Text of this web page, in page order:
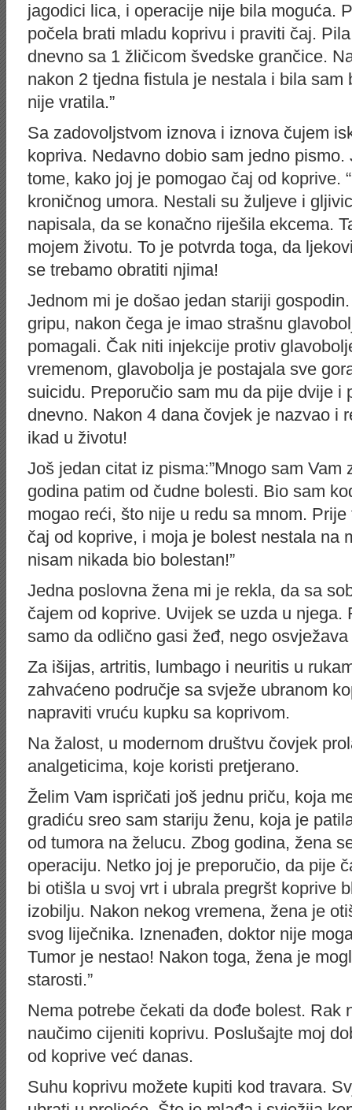
jagodici lica, i operacije nije bila moguća.
počela brati mladu koprivu i praviti čaj.
dnevno sa 1 žličicom švedske grančice.
nakon 2 tjedna fistula je nestala i bila
nije vratila.”
Sa zadovoljstvom iznova i iznova čujem
kopriva. Nedavno dobio sam jedno
tome, kako joj je pomogao čaj od koprive.
kroničnog umora. Nestali su žuljeve i
napisala, da se konačno riješila ekcema.
mojem životu. To je potvrda toga, da
se trebamo obratiti njima!
Jednom mi je došao jedan stariji
gripu, nakon čega je imao strašnu
pomagali. Čak niti injekcije protiv
vremenom, glavobolja je postajala sve
suicidu. Preporučio sam mu da pije dvije i
dnevno. Nakon 4 dana čovjek je nazvao i
ikad u životu!
Još jedan citat iz pisma:”Mnogo sam
godina patim od čudne bolesti. Bio sam
mogao reći, što nije u redu sa mnom.
čaj od koprive, i moja je bolest nestala na
nisam nikada bio bolestan!”
Jedna poslovna žena mi je rekla, da sa
čajem od koprive. Uvijek se uzda u njega.
samo da odlično gasi žeđ, nego
Za išijas, artritis, lumbago i neuritis u
zahvaćeno područje sa svježe ubranom
napraviti vruću kupku sa koprivom.
Na žalost, u modernom društvu čovjek
analgeticima, koje koristi pretjerano.
Želim Vam ispričati još jednu priču, koja
gradiću sreo sam stariju ženu, koja je
od tumora na želucu. Zbog godina, žena
operaciju. Netko joj je preporučio, da pije
bi otišla u svoj vrt i ubrala pregršt koprive
izobilju. Nakon nekog vremena, žena je
svog liječnika. Iznenađen, doktor nije
Tumor je nestao! Nakon toga, žena je
starosti.”
Nema potrebe čekati da dođe bolest. Rak
naučimo cijeniti koprivu. Poslušajte moj
od koprive već danas.
Suhu koprivu možete kupiti kod travara.